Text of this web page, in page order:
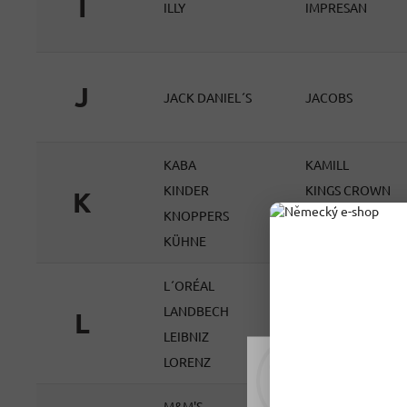
Rádi vám
tomu soubory
I ILLY IMPRESAN
J JACK DANIEL´S JACOBS
K
KABA KAMILL
KINDER
KINGS CROWN
KNOPPERS
KNORR
KÜHNE
L
L´ORÉAL
LANDBECH
LEIBNIZ
LORENZ